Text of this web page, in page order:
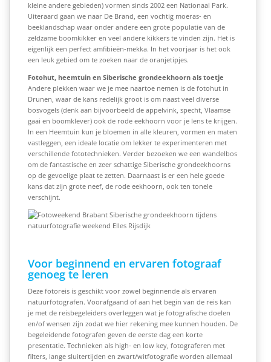
kleine andere gebieden) vormen sinds 2002 een Nationaal Park.
Uiteraard gaan we naar De Brand, een vochtig moeras- en
beeklandschap waar onder andere een grote populatie van de
zeldzame boomkikker en veel andere kikkers te vinden zijn. Het is
eigenlijk een perfect amfibieën-mekka. In het voorjaar is het ook
een leuk gebied om te zoeken naar de oranjetipjes.
Fotohut, heemtuin en Siberische grondeekhoorn als toetje
Andere plekken waar we je mee naartoe nemen is de fotohut in
Drunen, waar de kans redelijk groot is om naast veel diverse
bosvogels (denk aan bijvoorbeeld de appelvink, specht, Vlaamse
gaai en boomklever) ook de rode eekhoorn voor je lens te krijgen.
In een Heemtuin kun je bloemen in alle kleuren, vormen en maten
vastleggen, een ideale locatie om lekker te experimenteren met
verschillende fototechnieken. Verder bezoeken we een wandelbos
om de fantastische en zeer schattige Siberische grondeekhoorns
op de gevoelige plaat te zetten. Daarnaast is er een hele goede
kans dat zijn grote neef, de rode eekhoorn, ook ten tonele
verschijnt.
Voor beginnend en ervaren fotograaf
genoeg te leren
Deze fotoreis is geschikt voor zowel beginnende als ervaren
natuurfotografen. Voorafgaand of aan het begin van de reis kan
je met de reisbegeleiders overleggen wat je fotografische doelen
en/of wensen zijn zodat we hier rekening mee kunnen houden. De
begeleidende fotografen geven de eerste dag een korte
presentatie. Technieken als high- en low key, fotograferen met
filters, lange sluitertijden en zwart/witfotografie worden allemaal